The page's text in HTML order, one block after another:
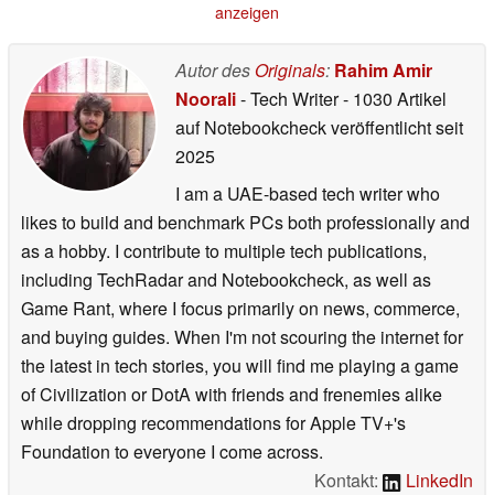
anzeigen
Autor des Originals: Rahim Amir
Noorali- Tech Writer- 1030 Artikel
auf Notebookcheck veröffentlichtseit
2025
I am a UAE-based tech writer who
likes to build and benchmark PCs both professionally and
as a hobby. I contribute to multiple tech publications,
including TechRadar and Notebookcheck, as well as
Game Rant, where I focus primarily on news, commerce,
and buying guides. When I'm not scouring the internet for
the latest in tech stories, you will find me playing a game
of Civilization or DotA with friends and frenemies alike
while dropping recommendations for Apple TV+'s
Foundation to everyone I come across.
Kontakt:
LinkedIn